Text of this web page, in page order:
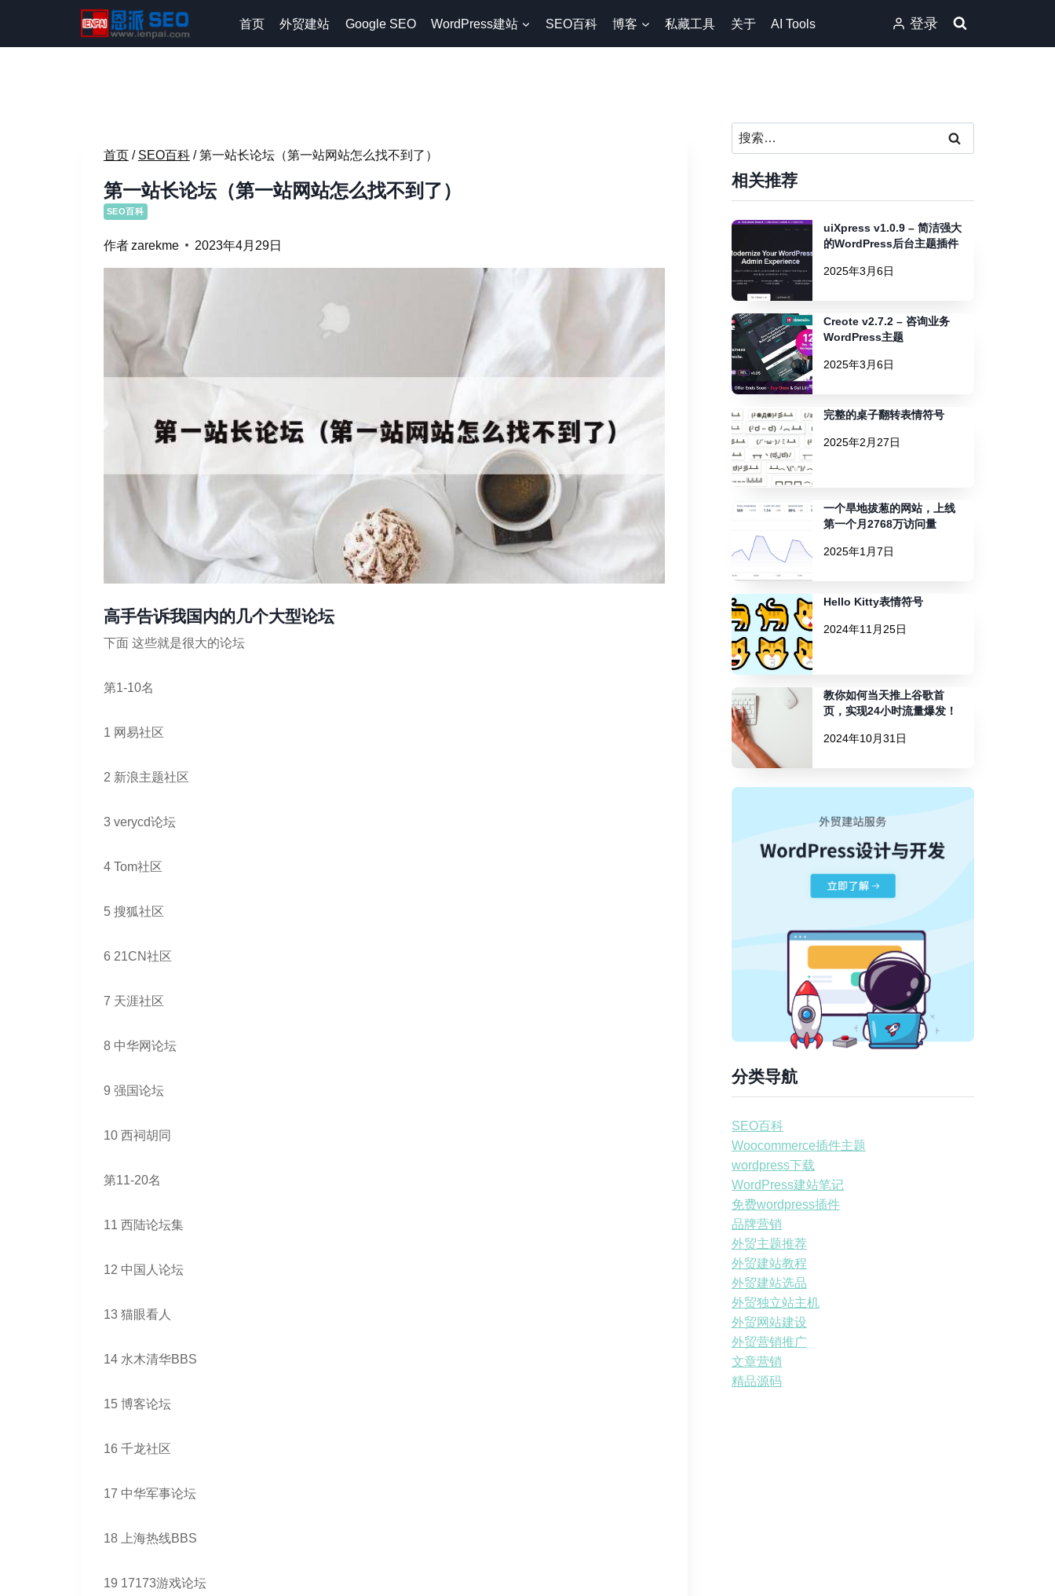
内
首页 外贸建站 Google SEO WordPress建站 SEO百科 博客 私藏工具 关于 AI Tools 登录
首页 / SEO百科 / 第一站长论坛（第一站网站怎么找不到了）
第一站长论坛（第一站网站怎么找不到了）
SEO百科
作者zarekme 2023年4月29日
高手告诉我国内的几个大型论坛
下面 这些就是很大的论坛
第1-10名
1 网易社区
2 新浪主题社区
3 verycd论坛
4 Tom社区
5 搜狐社区
6 21CN社区
7 天涯社区
8 中华网论坛
9 强国论坛
10 西祠胡同
第11-20名
11 西陆论坛集
12 中国人论坛
13 猫眼看人
14 水木清华BBS
15 博客论坛
16 千龙社区
17 中华军事论坛
18 上海热线BBS
19 17173游戏论坛
搜
索：
相关推荐
uiXpress v1.0.9 – 简洁强大
的WordPress后台主题插件
2025年3月6日
Creote v2.7.2 – 咨询业务
WordPress主题
2025年3月6日
完整的桌子翻转表情符号
2025年2月27日
一个旱地拔葱的网站，上线
第一个月2768万访问量
2025年1月7日
Hello Kitty表情符号
2024年11月25日
教你如何当天推上谷歌首
页，实现24小时流量爆发！
2024年10月31日
分类导航
SEO百科
Woocommerce插件主题
wordpress下载
WordPress建站笔记
免费wordpress插件
品牌营销
外贸主题推荐
外贸建站教程
外贸建站选品
外贸独立站主机
外贸网站建设
外贸营销推广
文章营销
精品源码